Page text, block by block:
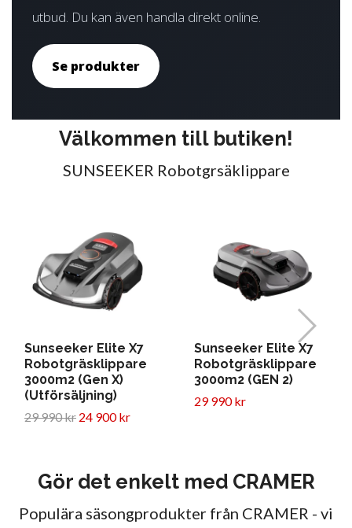
utbud. Du kan även handla direkt online.
Se produkter
Välkommen till butiken!
SUNSEEKER Robotgrsäklippare
Sunseeker Elite X7
Robotgräsklippare
3000m2 (Gen X)
(Utförsäljning)
29 990 kr 24 900 kr
Sunseeker Elite X7
Robotgräsklippare
3000m2 (GEN 2)
29 990 kr
Gör det enkelt med CRAMER
Populära säsongprodukter från CRAMER - vi